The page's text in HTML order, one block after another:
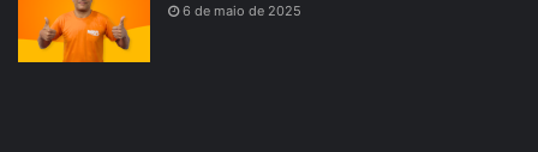
6 de maio de 2025